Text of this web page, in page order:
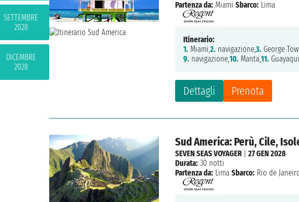
SETTEMBRE
2028
DICEMBRE
2028
Dettagli Prenota
Partenza da: Miami Sbarco: Lima
Itinerario:
1. Miami,2. navigazione,3. George
9. navigazione,10. Manta,11.
Sud America: Perù, Cile,
SEVEN SEAS VOYAGER|27 GEN 2028
Durata: 30 notti
Partenza da: Lima Sbarco: Rio de